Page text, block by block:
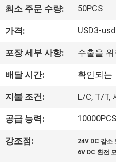
공
장
투
어
최소 주문 수량: 50PCS
가격: USD3-
포장 세부 사항: 수출을
배달 시간: 확인되는
지불 조건: L/C, T/T,
공급 능력:
강조점: 24V DC 감소
6V DC 환전